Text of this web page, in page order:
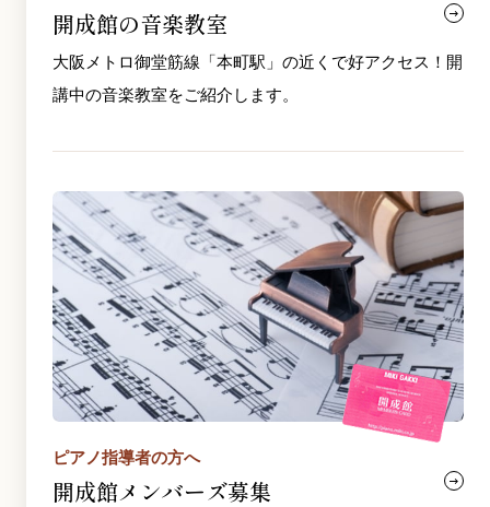
開成館の音楽教室
大阪メトロ御堂筋線「本町駅」の近くで好アクセス！開
講中の音楽教室をご紹介します。
ピアノ指導者の方へ
開成館メンバーズ募集